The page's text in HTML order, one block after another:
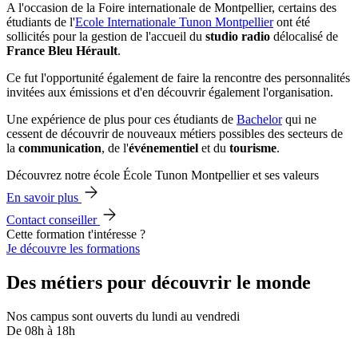
A l'occasion de la Foire internationale de Montpellier, certains des
étudiants de l'Ecole Internationale Tunon Montpellieront été
sollicités pour la gestion de l'accueil du studio radio délocalisé de
France Bleu Hérault.
Ce fut l'opportunité également de faire la rencontre des personnalités
invitées aux émissions et d'en découvrir également l'organisation.
Une expérience de plus pour ces étudiants de Bachelorqui ne
cessent de découvrir de nouveaux métiers possibles des secteurs de
la communication, de l'événementiel et du tourisme.
Découvrez notre école École Tunon Montpellier et ses valeurs
En savoir plus
Contact conseiller
Cette formation t'intéresse ?
Je découvre les formations
Des métiers pour découvrir le monde
Nos campus sont ouverts du lundi au vendredi
De 08h à 18h